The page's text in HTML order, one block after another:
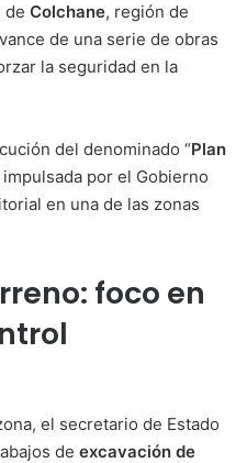
de Colchane, región de
de una serie de obras
la seguridad en la
del denominado “Plan
impulsada por el Gobierno
en una de las zonas
foco en
el secretario de Estado
de excavación de